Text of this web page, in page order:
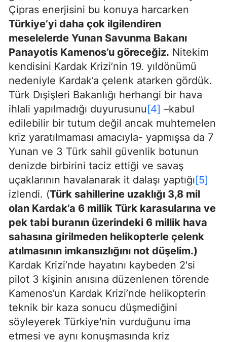
Çipras enerjisini bu konuya harcarken
Türkiye’yi daha çok ilgilendiren
meselelerde Yunan Savunma Bakanı
Panayotis Kamenos’u göreceğiz. Nitekim
kendisini Kardak Krizi’nin 19. yıldönümü
nedeniyle Kardak’a çelenk atarken gördük.
Türk Dışişleri Bakanlığı herhangi bir hava
ihlali yapılmadığı duyurusunu[4] –kabul
edilebilir bir tutum değil ancak muhtemelen
kriz yaratılmaması amacıyla- yapmışsa da 7
Yunan ve 3 Türk sahil güvenlik botunun
denizde birbirini taciz ettiği ve savaş
uçaklarının havalanarak it dalaşı yaptığı[5]
izlendi. (Türk sahillerine uzaklığı 3,8 mil
olan Kardak’a 6 millik Türk karasularına ve
pek tabi buranın üzerindeki 6 millik hava
sahasına girilmeden helikopterle çelenk
atılmasının imkansızlığını not düşelim.)
Kardak Krizi’nde hayatını kaybeden 2'si
pilot 3 kişinin anısına düzenlenen törende
Kamenos’un Kardak Krizi’nde helikopterin
teknik bir kaza sonucu düşmediğini
söyleyerek Türkiye'nin vurduğunu ima
etmesi ve aynı konuşmasında kriz